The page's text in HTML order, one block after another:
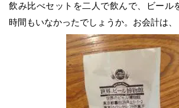
飲み比べセットを二人で飲んで、ビール
時間もいなかったでしょうか。お会計は、